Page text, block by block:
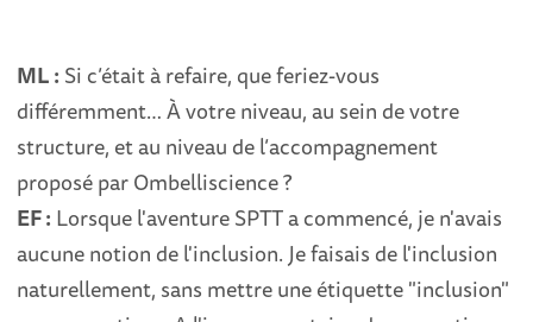
ML : Si c’était à refaire, que feriez-vous
différemment… À votre niveau, au sein de votre
structure, et au niveau de l’accompagnement
proposé par Ombelliscience ?
EF : Lorsque l'aventure SPTT a commencé, je n'avais
aucune notion de l'inclusion. Je faisais de l'inclusion
naturellement, sans mettre une étiquette "inclusion"